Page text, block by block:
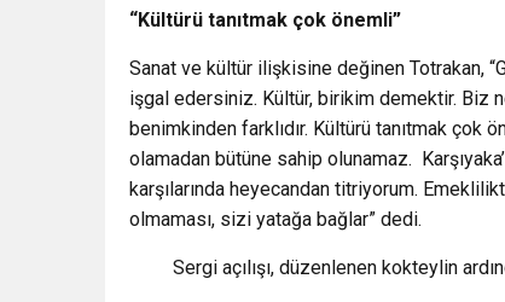
“Kültürü tanıtmak çok önemli”
Sanat ve kültür ilişkisine değinen Totrakan,
işgal edersiniz. Kültür, birikim demektir. Biz
benimkinden farklıdır. Kültürü tanıtmak çok
olamadan bütüne sahip olunamaz.
karşılarında heyecandan titriyorum.
olmaması, sizi yatağa bağlar” dedi.
Sergi açılışı, düzenlenen kokteylin